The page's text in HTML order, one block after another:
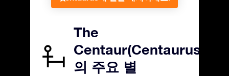
The
Centaur(Centaurus)
의 주요 별